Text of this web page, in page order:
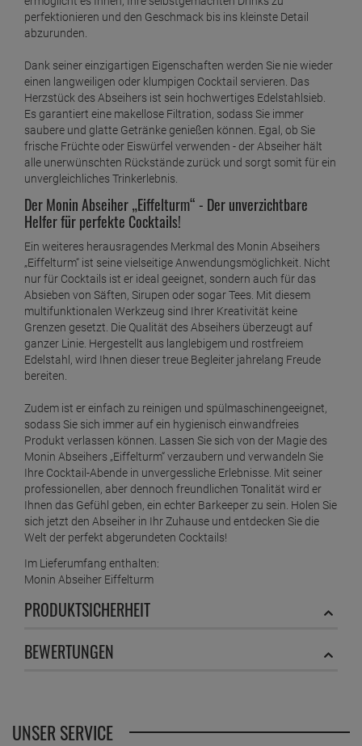
perfektionieren und den Geschmack bis ins kleinste Detail
abzurunden.
Dank seiner einzigartigen Eigenschaften werden Sie nie wieder
einen langweiligen oder klumpigen Cocktail servieren. Das
Herzstück des Abseihers ist sein hochwertiges Edelstahlsieb.
Es garantiert eine makellose Filtration, sodass Sie immer
saubere und glatte Getränke genießen können. Egal, ob Sie
frische Früchte oder Eiswürfel verwenden - der Abseiher hält
alle unerwünschten Rückstände zurück und sorgt somit für ein
unvergleichliches Trinkerlebnis.
Der Monin Abseiher „Eiffelturm“ - Der unverzichtbare
Helfer für perfekte Cocktails!
Ein weiteres herausragendes Merkmal des Monin Abseihers
„Eiffelturm“ ist seine vielseitige Anwendungsmöglichkeit. Nicht
nur für Cocktails ist er ideal geeignet, sondern auch für das
Absieben von Säften, Sirupen oder sogar Tees. Mit diesem
multifunktionalen Werkzeug sind Ihrer Kreativität keine
Grenzen gesetzt. Die Qualität des Abseihers überzeugt auf
ganzer Linie. Hergestellt aus langlebigem und rostfreiem
Edelstahl, wird Ihnen dieser treue Begleiter jahrelang Freude
bereiten.
Zudem ist er einfach zu reinigen und spülmaschinengeeignet,
sodass Sie sich immer auf ein hygienisch einwandfreies
Produkt verlassen können. Lassen Sie sich von der Magie des
Monin Abseihers „Eiffelturm“ verzaubern und verwandeln Sie
Ihre Cocktail-Abende in unvergessliche Erlebnisse. Mit seiner
professionellen, aber dennoch freundlichen Tonalität wird er
Ihnen das Gefühl geben, ein echter Barkeeper zu sein. Holen Sie
sich jetzt den Abseiher in Ihr Zuhause und entdecken Sie die
Welt der perfekt abgerundeten Cocktails!
Im Lieferumfang enthalten:
Monin Abseiher Eiffelturm
PRODUKTSICHERHEIT
BEWERTUNGEN
UNSER SERVICE